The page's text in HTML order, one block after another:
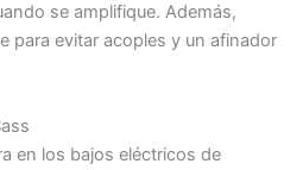
se amplifique. Además,
para evitar acoples y un afinador
en los bajos eléctricos de